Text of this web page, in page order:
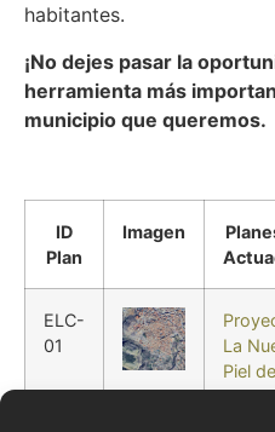
habitantes.
¡No dejes pasar la
herramienta más
municipio que queremos.
ID
Plan
Imagen
ELC-
01
La
Piel de
Elche